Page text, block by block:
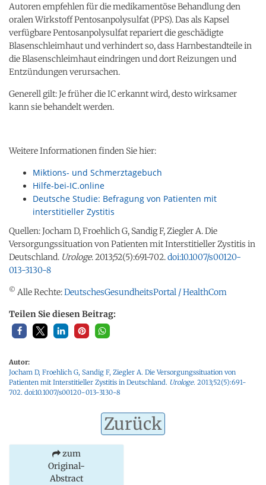
Autoren empfehlen für die medikamentöse Behandlung den
oralen Wirkstoff Pentosanpolysulfat (PPS). Das als Kapsel
verfügbare Pentosanpolysulfat repariert die geschädigte
Blasenschleimhaut und verhindert so, dass Harnbestandteile in
die Blasenschleimhaut eindringen und dort Reizungen und
Entzündungen verursachen.
Generell gilt: Je früher die IC erkannt wird, desto wirksamer
kann sie behandelt werden.
Weitere Informationen finden Sie hier:
Miktions- und Schmerztagebuch
Hilfe-bei-IC.online
Deutsche Studie: Befragung von Patienten mit
interstitieller Zystitis
Quellen: Jocham D, Froehlich G, Sandig F, Ziegler A. Die
Versorgungssituation von Patienten mit Interstitieller Zystitis in
Deutschland. Urologe. 2013;52(5):691-702.doi:10.1007/s00120-
013-3130-8
© Alle Rechte:DeutschesGesundheitsPortal / HealthCom
Teilen Sie diesen Beitrag:
Autor:
Jocham D, Froehlich G, Sandig F, Ziegler A. Die Versorgungssituation von
Patienten mit Interstitieller Zystitis in Deutschland. Urologe. 2013;52(5):691-
702. doi:10.1007/s00120-013-3130-8
Zurück
zum
Original-
Abstract